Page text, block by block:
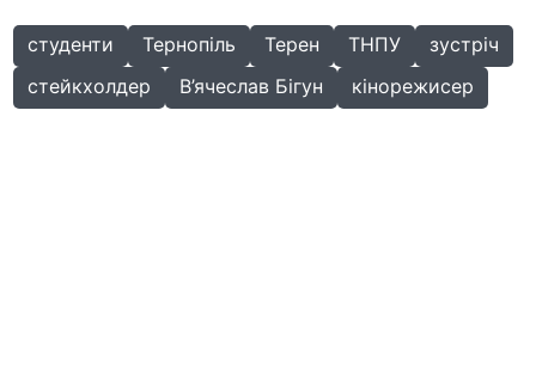
студенти Тернопіль Терен ТНПУ
зустріч
стейкхолдер
В’ячеслав Бігун кінорежисер